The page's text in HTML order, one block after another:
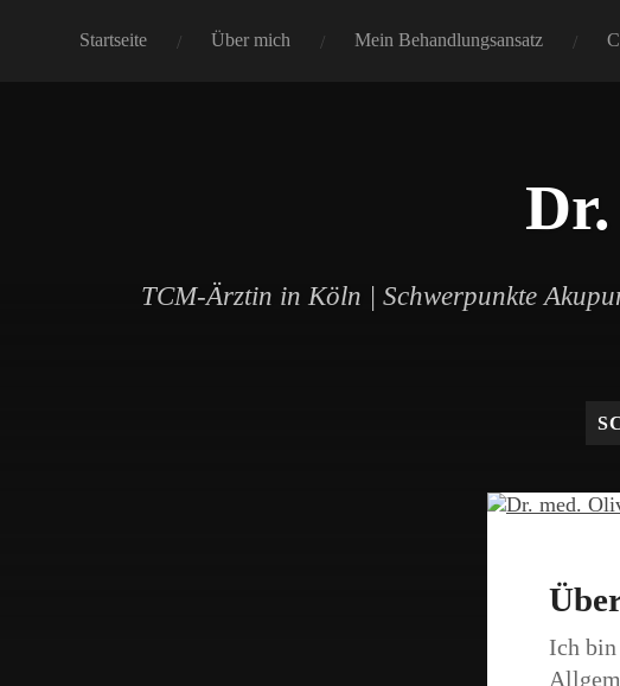
Startseite Über mich Mein Behandlungsansatz
TCM-Ärztin in Köln | Schwerpunkte
Ich